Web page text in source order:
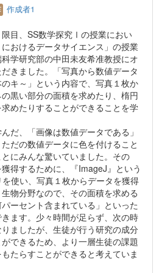
作成者1
目、SS数学探究Ⅰの授業におい
おけるデータサイエンス」の授業
学研究部の中田未友希准教授にオ
きました。「写真から数値データ
キ～」という内容で、写真１枚か
黒い部分の面積を求めたり、楕円
めたりすることができることを学
だ、「画像は数値データである」
だの数値データに色を付けること
にみんな驚いていました。その
得するために、『ImageJ』という
使い、写真１枚からデータを獲得
物分野なので、その面積を求める
ーセント含まれている」といった
ます。少々時間が足らず、次の時
ましたが、生徒が行う研究の成分
できるため、より一層生徒の課題
たらすことができると考えていま